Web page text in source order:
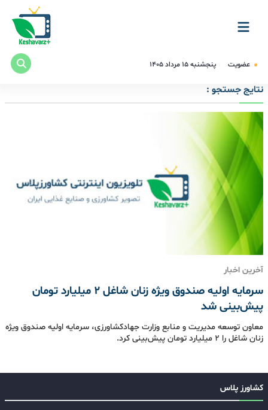
عضویت پنجشنبه ۱۵ مرداد ۱۴۰۵
نتایج جستجو :
آخرین اخبار
سرمایه اولیه صندوق ویژه زنان شاغل 2 میلیارد تومان
پیش‌بینی شد
معاون توسعه مدیریت و منابع وزارت جهادکشاورزی، سرمایه اولیه صندوق ویژه
زنان شاغل را 2 میلیارد تومان پیش‌بینی کرد.
کشاورز پلاس